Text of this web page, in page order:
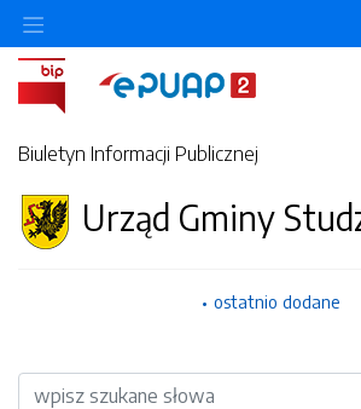
Biuletyn Informacji Publicznej
Urząd Gminy
ostatnio dodane
Wyszukiwarka